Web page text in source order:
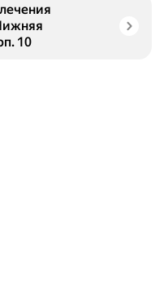
10